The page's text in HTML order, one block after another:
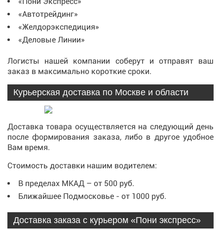
«Автотрейдинг»
«Желдорэкспедиция»
«Деловые Линии»
Логисты нашей компании соберут и отправят ваш
заказ в максимально короткие сроки.
Курьерская доставка по Москве и области
Доставка товара осуществляется на следующий день
после формирования заказа, либо в другое удобное
Вам время.
Стоимость доставки нашим водителем:
В пределах МКАД – от 500 руб.
Ближайшее Подмосковье - от 1000 руб.
Доставка заказа с курьером «Пони экспресс»